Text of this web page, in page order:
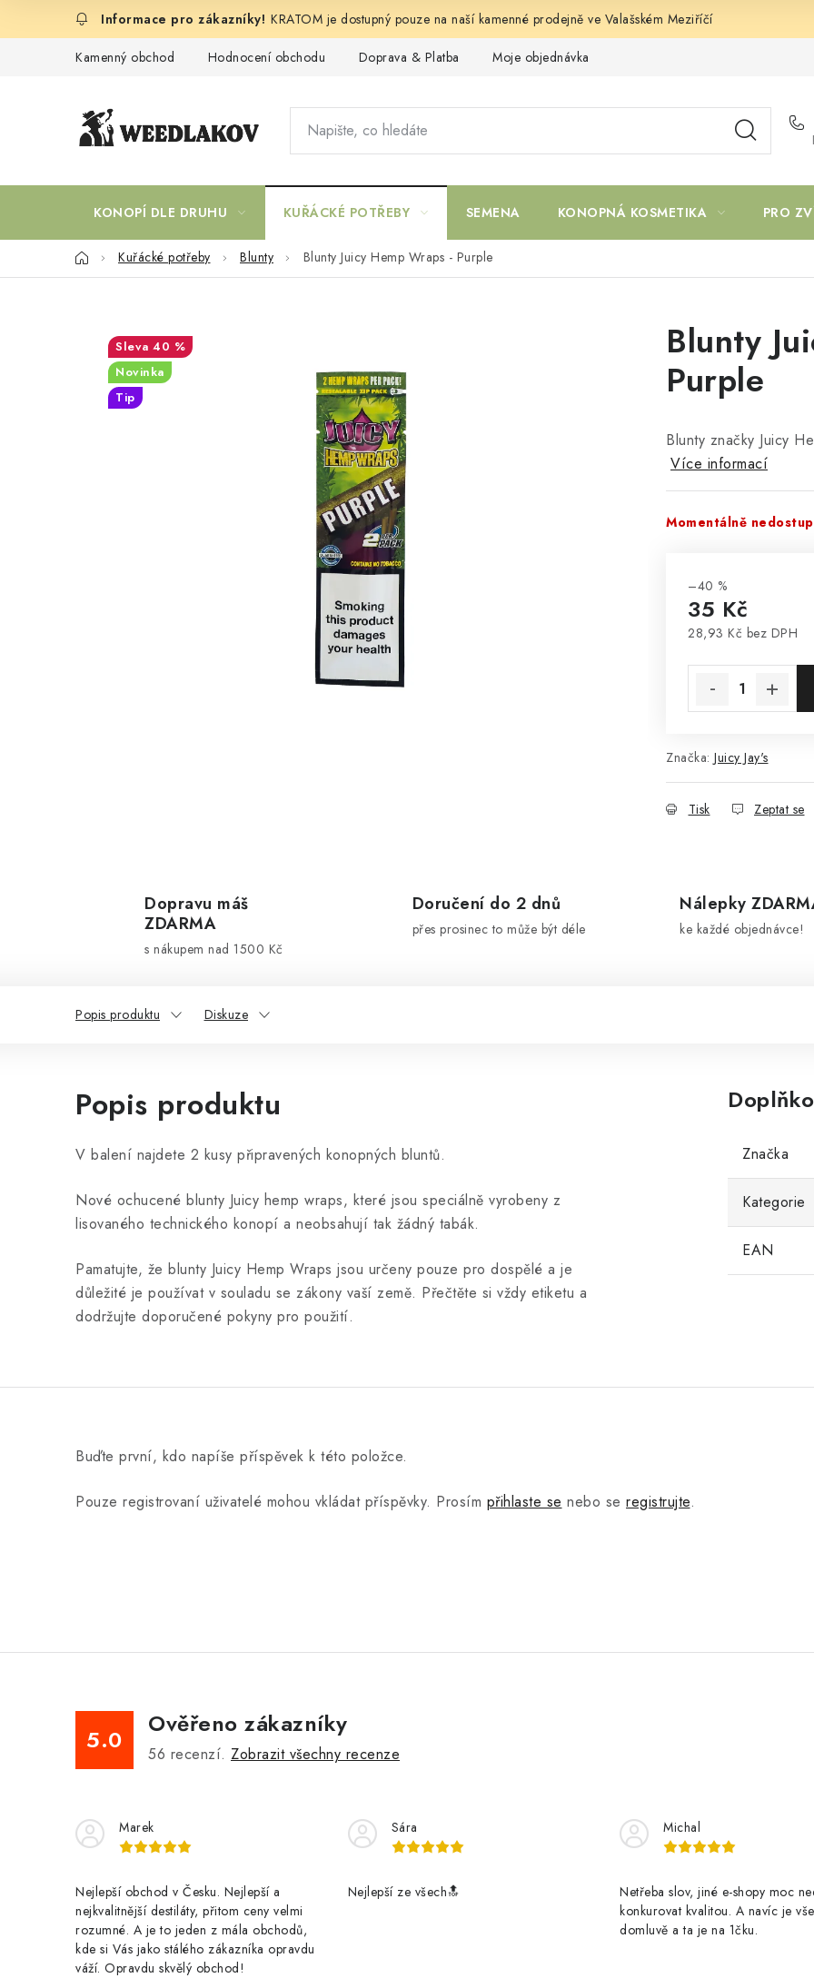
KRATOM je dostupný pouze na naší kamenné prodejně ve Valašském Meziříčí
Kamenný obchod Hodnocení obchodu Doprava & Platba Moje objednávka
KONOPÍ DLE DRUHU KUŘÁCKÉ POTŘEBY SEMENA KONOPNÁ KOSMETIKA PRO
DomůKuřácké potřeby Blunty Blunty Juicy Hemp Wraps - Purple
Blunty
Purple
Blunty značky Juicy
Více informací
Momentálně
–40 %
35 Kč
28,93 Kč bez DPH
Značka: Juicy Jay's
Tisk Zeptat se
40 %
Novinka
Tip
Dopravu máš
ZDARMA
s nákupem nad 1500 Kč
Doručení do 2 dnů
přes prosinec to může být déle
Nálepky
ke každé objednávce!
Popis produktu Diskuze
Popis produktu
V balení najdete 2 kusy připravených konopných bluntů.
Nové ochucené blunty Juicy hemp wraps, které jsou speciálně vyrobeny z
lisovaného technického konopí a neobsahují tak žádný tabák.
Pamatujte, že blunty Juicy Hemp Wraps jsou určeny pouze pro dospělé a je
důležité je používat v souladu se zákony vaší země. Přečtěte si vždy etiketu a
dodržujte doporučené pokyny pro použití.
Značka
Kategorie
EAN
Buďte první, kdo napíše příspěvek k této položce.
Pouze registrovaní uživatelé mohou vkládat příspěvky. Prosím přihlaste se nebo se registrujte.
5.0
Ověřeno zákazníky
56 recenzí. Zobrazit všechny recenze
Marek
Nejlepší obchod v Česku. Nejlepší a
nejkvalitnější destiláty, přitom ceny velmi
rozumné. A je to jeden z mála obchodů,
kde si Vás jako stálého zákazníka opravdu
váží. Opravdu skvělý obchod!
Sára
Nejlepší ze všech🔝
Michal
Netřeba slov, jiné e-shopy moc
konkurovat kvalitou. A navíc je
domluvě a ta je na 1čku.